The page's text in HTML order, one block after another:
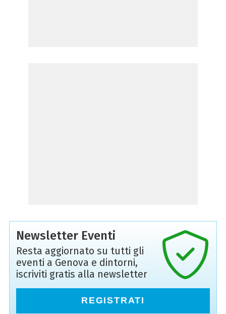
Newsletter Eventi
Resta aggiornato su tutti gli
eventi a Genova e dintorni,
iscriviti gratis alla newsletter
REGISTRATI